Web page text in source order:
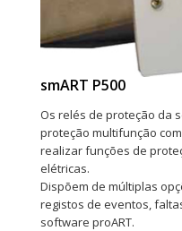
smART P500
Os relés de proteção da
proteção multifunção
realizar funções de
elétricas.
Dispõem de múltiplas
registos de eventos,
software proART.